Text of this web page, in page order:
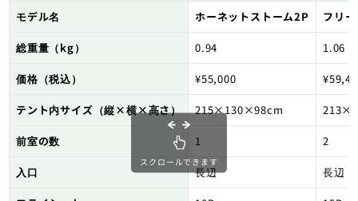
モデル名 ホーネットストーム2P フリ
総重量（kg） 0.94 1.06
価格（税込） ¥55,000
テント内サイズ（縦×横×高さ） 215×130×98cm
前室の数 1 2
入口 長辺 長辺
スクロールできます